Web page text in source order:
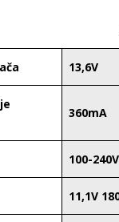
13,6V
360mA
100-
11,1V